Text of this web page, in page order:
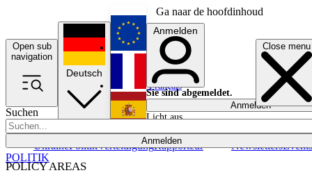
Ga naar de hoofdinhoud
Open sub
navigation
Close menu
Suchen
Anmelden
POLICY AREAS
UkrainePolitikVerteidigungRapporteur NewslettersEvents
Deutsch
English
Français
Anmelden
Sie sind abgemeldet.
Anmelden
Licht aus
POLITIK